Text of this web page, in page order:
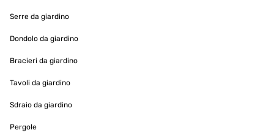
Utilisateur d'Amazon
Serre da giardino
Dondolo da giardino
Bracieri da giardino
Tavoli da giardino
Sdraio da giardino
Pergole